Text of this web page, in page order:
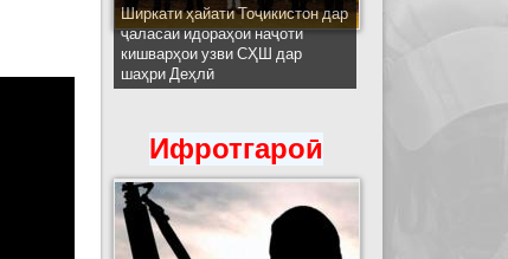
Ширкати ҳайати Тоҷикистон дар
ҷаласаи идораҳои наҷоти
кишварҳои узви СҲШ дар
шаҳри Деҳлӣ
Ифротгароӣ